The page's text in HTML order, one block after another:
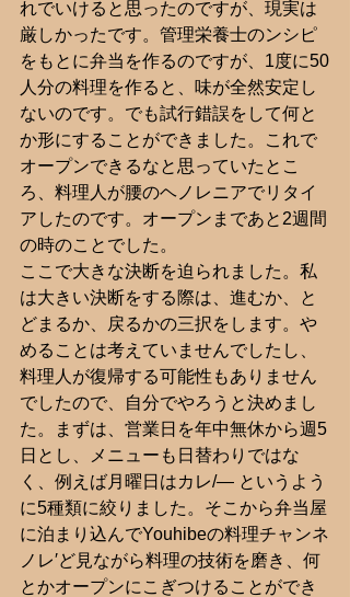
れでいけると思ったのですが、現実は
厳しかったです。管理栄養士のンシピ
をもとに弁当を作るのですが、1度に50
人分の料理を作ると、味が全然安定し
ないのです。でも試行錯誤をして何と
か形にすることができました。これで
オープンできるなと思っていたとこ
ろ、料理人が腰のヘノレニアでリタイ
アしたのです。オープンまであと2週間
の時のことでした。
ここで大きな決断を迫られました。私
は大きい決断をする際は、進むか、と
どまるか、戻るかの三択をします。や
めることは考えていませんでしたし、
料理人が復帰する可能性もありません
でしたので、自分でやろうと決めまし
た。まずは、営業日を年中無休から週5
日とし、メニューも日替わりではな
く、例えば月曜日はカレ/― というよう
に5種類に絞りました。そこから弁当屋
に泊まり込んでYouhibeの料理チャンネ
ノレ′ど見ながら料理の技術を磨き、何
とかオープンにこぎつけることができ